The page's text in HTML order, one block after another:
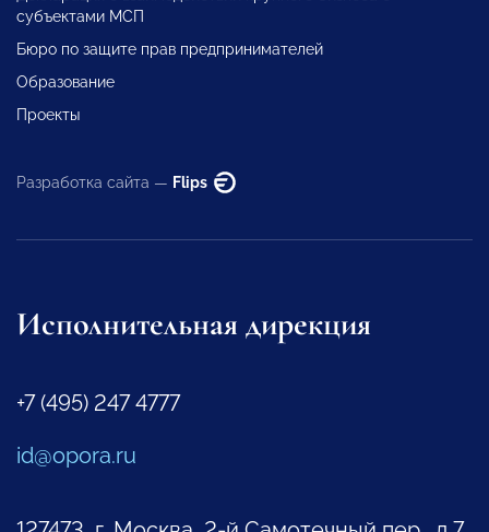
субъектами МСП
Бюро по защите прав предпринимателей
Образование
Проекты
Разработка сайта — Flips
Исполнительная дирекция
+7 (495) 247 4777
id@opora.ru